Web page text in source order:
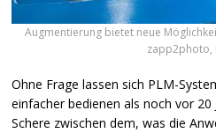
Augmentierung bietet neue
zapp2photo,
Ohne Frage lassen sich PLM-
einfacher bedienen als noch vor
Schere zwischen dem, was die